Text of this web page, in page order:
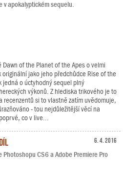
apokalyptickém sequelu.
of the Planet of the Apes o velmi
jako jeho předchůdce Rise of the
jedná o úctyhodný sequel plný
výkonů. Z hlediska trikového je to
recenzentů si to vlastně zatím uvědomuje,
- tou nejdůležitější věcí na
co v live...
6. 4. 2016
Photoshopu CS6 a Adobe Premiere Pro